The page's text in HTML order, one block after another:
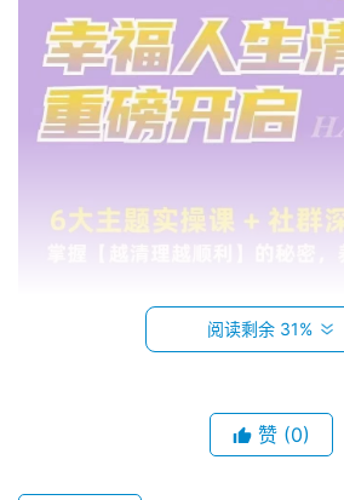
阅读剩余 31%
赞 (0)